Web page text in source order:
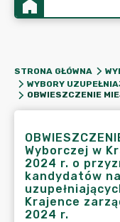
STRONA GŁÓWNA
WYBORY
Wyborczej w
2024 r. o
kandydatów
Krajence
2024 r.